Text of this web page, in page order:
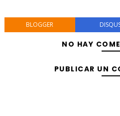
BLOGGER
NO HAY
PUBLICAR UN